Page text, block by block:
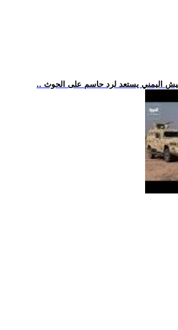
اليمني يستعد لرد حاسم على الحوث